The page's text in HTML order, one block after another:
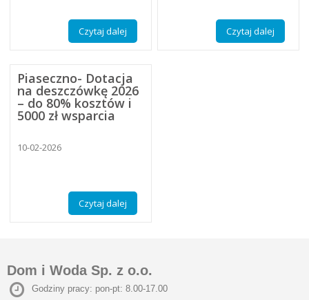
Czytaj dalej Czytaj dalej
Piaseczno- Dotacja
na deszczówkę 2026
– do 80% kosztów i
5000 zł wsparcia
10-02-2026
Czytaj dalej
Dom i Woda Sp. z o.o.
Godziny pracy: pon-pt: 8.00-17.00